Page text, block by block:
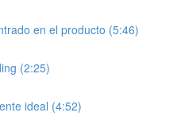
en el producto (5:46)
(2:25)
ideal (4:52)